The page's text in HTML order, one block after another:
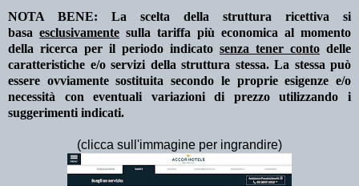
NOTA BENE: La scelta della struttura ricettiva si
basa esclusivamente sulla tariffa più economica al momento
della ricerca per il periodo indicato senza tener conto delle
caratteristiche e/o servizi della struttura stessa. La stessa può
essere ovviamente sostituita secondo le proprie esigenze e/o
necessità con eventuali variazioni di prezzo utilizzando i
suggerimenti indicati.
(clicca sull'immagine per ingrandire)